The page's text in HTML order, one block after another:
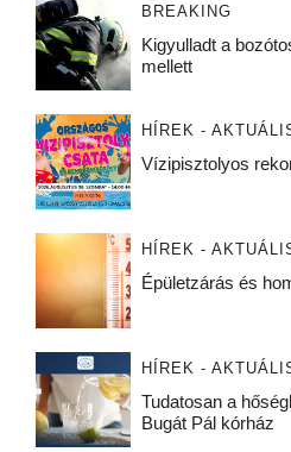
BREAKING
Kigyulladt a
mellett
HÍREK -
Vízipisztolyos
HÍREK -
Épületzárás és
HÍREK -
Tudatosan a
Bugát Pál kórház